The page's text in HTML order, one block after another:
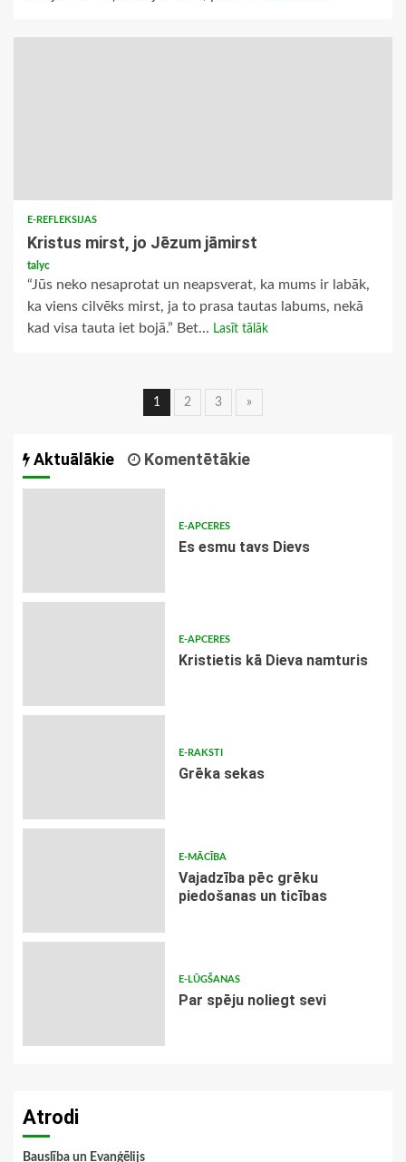
E-REFLEKSIJAS
Kristus mirst, jo Jēzum jāmirst
talyc
“Jūs neko nesaprotat un neapsverat, ka mums ir labāk,
ka viens cilvēks mirst, ja to prasa tautas labums, nekā
kad visa tauta iet bojā.” Bet... Lasīt tālāk
Ziņu
1 2 3 »
Aktuālākie Komentētākie
E-APCERES
Es esmu tavs Dievs
E-APCERES
Kristietis kā Dieva namturis
E-RAKSTI
Grēka sekas
E-MĀCĪBA
Vajadzība pēc grēku
piedošanas un ticības
E-LŪGŠANAS
Par spēju noliegt sevi
Atrodi
Bauslība un Evaņģēlijs